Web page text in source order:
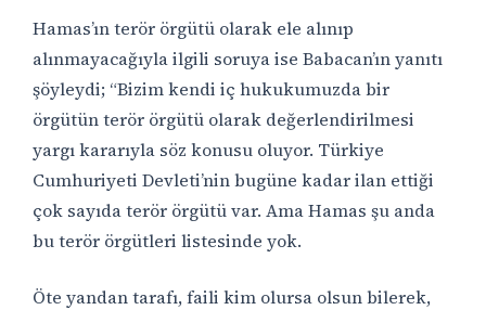
Hamas’ın terör örgütü olarak ele alınıp
alınmayacağıyla ilgili soruya ise Babacan’ın yanıtı
şöyleydi; “Bizim kendi iç hukukumuzda bir
örgütün terör örgütü olarak değerlendirilmesi
yargı kararıyla söz konusu oluyor. Türkiye
Cumhuriyeti Devleti’nin bugüne kadar ilan ettiği
çok sayıda terör örgütü var. Ama Hamas şu anda
bu terör örgütleri listesinde yok.
Öte yandan tarafı, faili kim olursa olsun bilerek,